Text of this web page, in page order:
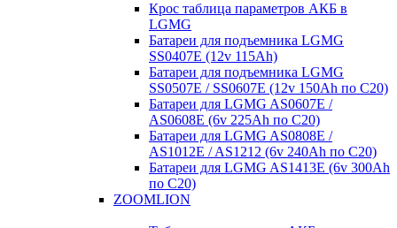
Крос таблица параметров АКБ в
LGMG
Батареи для подъемника LGMG
SS0407E (12v 115Ah)
Батареи для подъемника LGMG
SS0507E / SS0607E (12v 150Ah по С20)
Батареи для LGMG AS0607E /
AS0608E (6v 225Ah по С20)
Батареи для LGMG AS0808E /
AS1012E / AS1212 (6v 240Ah по С20)
Батареи для LGMG AS1413E (6v 300Ah
по С20)
ZOOMLION